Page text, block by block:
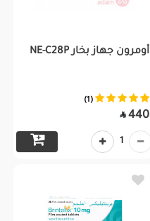
أومرون جهاز بخار NE-C28P
(1)
440

1